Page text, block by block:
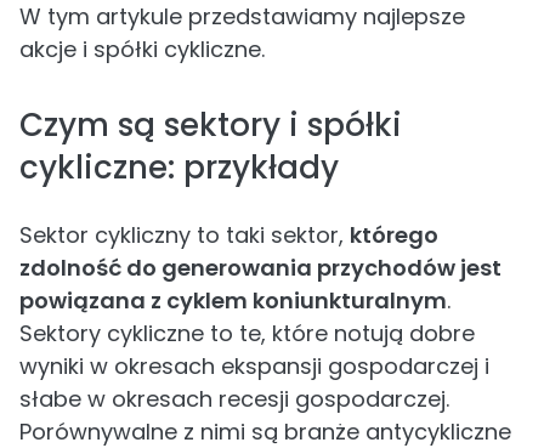
W tym artykule przedstawiamy najlepsze
akcje i spółki cykliczne.
Czym są sektory i spółki
cykliczne: przykłady
Sektor cykliczny to taki sektor, którego
zdolność do generowania przychodów jest
powiązana z cyklem koniunkturalnym.
Sektory cykliczne to te, które notują dobre
wyniki w okresach ekspansji gospodarczej i
słabe w okresach recesji gospodarczej.
Porównywalne z nimi są branże antycykliczne